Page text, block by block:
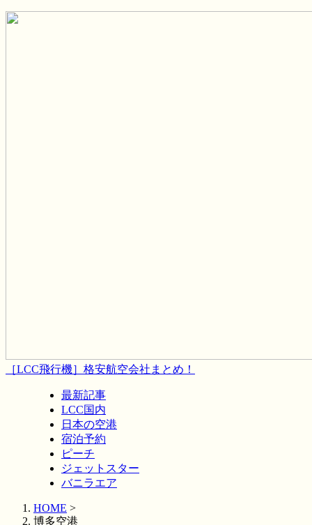
［LCC飛行機］格安航空会社まとめ！
最新記事
LCC国内
日本の空港
宿泊予約
ピーチ
ジェットスター
バニラエア
HOME >
博多空港